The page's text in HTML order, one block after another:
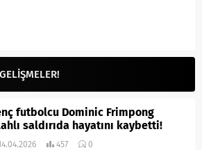
futbolcu Dominic Frimpong
saldırıda hayatını kaybetti!
457 0